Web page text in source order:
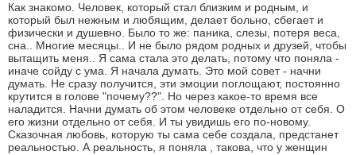
Как знакомо. Человек, который стал близким и родным, и
который был нежным и любящим, делает больно, сбегает и
физически и душевно. Было то же: паника, слезы, потеря веса,
сна.. Многие месяцы.. И не было рядом родных и друзей, чтобы
вытащить меня.. Я сама стала это делать, потому что поняла -
иначе сойду с ума. Я начала думать. Это мой совет - начни
думать. Не сразу получится, эти эмоции поглощают, постоянно
крутится в голове "почему??". Но через какое-то время все
наладится. Начни думать об этом человеке отдельно от себя. О
его жизни отдельно от себя. И ты увидишь его по-новому.
Сказочная любовь, которую ты сама себе создала, предстанет
реальностью. А реальность, я поняла , такова, что у женщин